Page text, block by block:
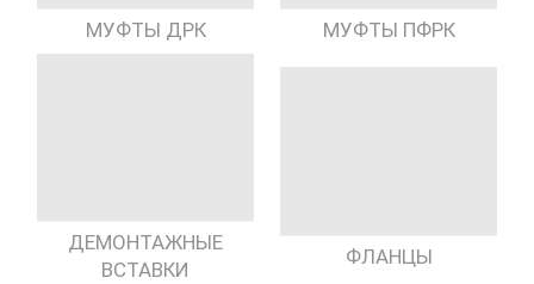
МУФТЫ ДРК МУФТЫ ПФРК
ДЕМОНТАЖНЫЕ
ВСТАВКИ
ФЛАНЦЫ